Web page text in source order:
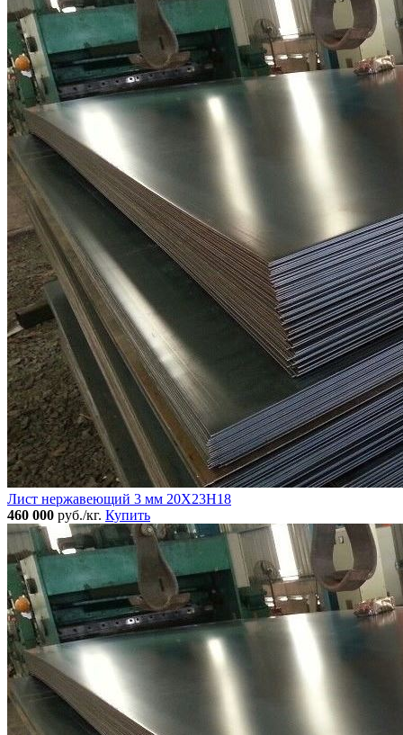
Лист нержавеющий 3 мм 20Х23Н18
460 000 руб./кг. Купить